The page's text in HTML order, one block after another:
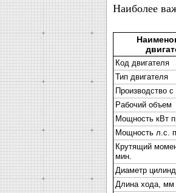
Наиболее
Код двигателя
Тип двигателя
Производство с
Рабочий объем
Мощность кВт
Мощность л.с.
Крутящий
мин.
Диаметр
Длина хода, мм